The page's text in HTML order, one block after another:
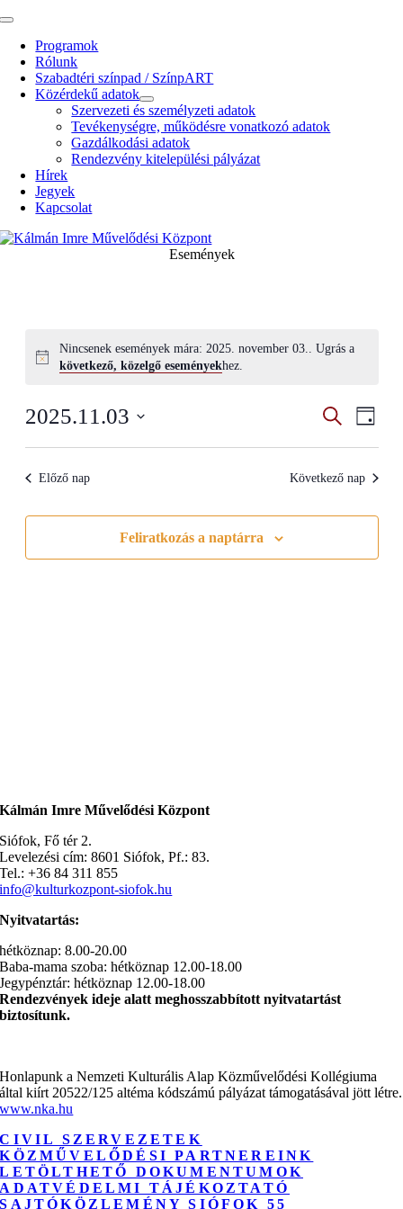
Kihagyás
Toggle
NavigationProgramok
Rólunk
Szabadtéri színpad / SzínpART
Közérdekű adatok
Szervezeti és személyzeti adatok
Tevékenységre, működésre vonatkozó adatok
Gazdálkodási adatok
Rendezvény kitelepülési pályázat
Hírek
Jegyek
Kapcsolat
Események
Nincsenek események mára: 2025. november 03.. Ugrás a
következő, közelgő eseményekhez.
Views
SearchNapi
2025.11.03
Előző nap Következő nap
Feliratkozás a naptárra
Kálmán Imre Művelődési Központ
Siófok, Fő tér 2.
Levelezési cím: 8601 Siófok, Pf.: 83.
Tel.: +36 84 311 855
info@kulturkozpont-siofok.hu
Nyitvatartás:
hétköznap: 8.00-20.00
Baba-mama szoba: hétköznap 12.00-18.00
Jegypénztár: hétköznap 12.00-18.00
Rendezvények ideje alatt meghosszabbított nyitvatartást
biztosítunk.
Honlapunk a Nemzeti Kulturális Alap Közművelődési Kollégiuma
által kiírt 20522/125 altéma kódszámú pályázat támogatásával jött létre.
www.nka.hu
CIVIL SZERVEZETEK
KÖZMŰVELŐDÉSI PARTNEREINK
LETÖLTHETŐ DOKUMENTUMOK
ADATVÉDELMI TÁJÉKOZTATÓ
SAJTÓKÖZLEMÉNY SIÓFOK 55